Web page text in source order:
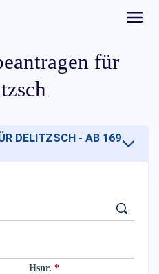
für
DELITZSCH - AB 169
Hsnr.